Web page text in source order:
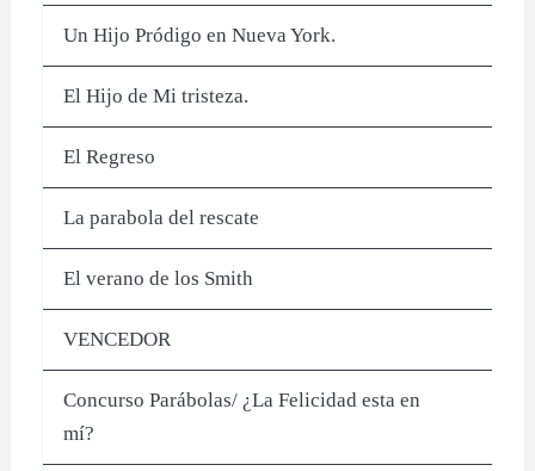
Un Hijo Pródigo en Nueva York.
El Hijo de Mi tristeza.
El Regreso
La parabola del rescate
El verano de los Smith
VENCEDOR
Concurso Parábolas/ ¿La Felicidad esta en
mí?